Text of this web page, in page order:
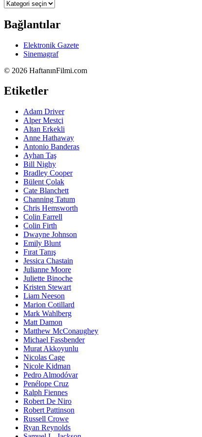
Kategoriler
Bağlantılar
Elektronik Gazete
Sinemagraf
© 2026 HaftanınFilmi.com
Etiketler
Adam Driver
Alper Mestçi
Altan Erkekli
Anne Hathaway
Antonio Banderas
Ayhan Taş
Bill Nighy
Bradley Cooper
Bülent Çolak
Cate Blanchett
Channing Tatum
Chris Hemsworth
Colin Farrell
Colin Firth
Dwayne Johnson
Emily Blunt
Fırat Tanış
Jessica Chastain
Julianne Moore
Juliette Binoche
Kristen Stewart
Liam Neeson
Marion Cotillard
Mark Wahlberg
Matt Damon
Matthew McConaughey
Michael Fassbender
Murat Akkoyunlu
Nicolas Cage
Nicole Kidman
Pedro Almodóvar
Penélope Cruz
Ralph Fiennes
Robert De Niro
Robert Pattinson
Russell Crowe
Ryan Reynolds